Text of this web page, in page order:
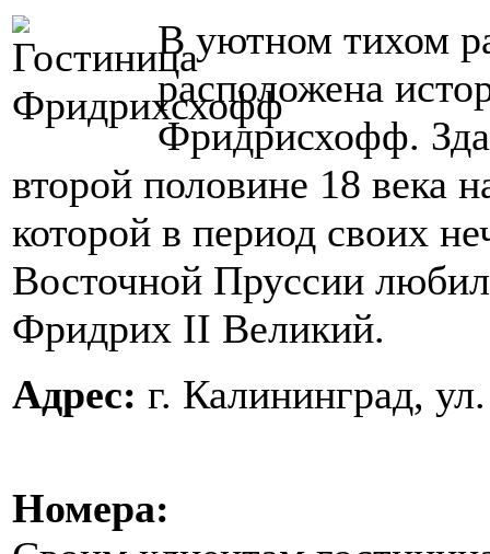
В уютном тихом
расположена
Фридрисхофф.
второй половине 18 века
которой в период своих
Восточной Пруссии
Фридрих II Великий.
Адрес: г. Калининград,
Номера: